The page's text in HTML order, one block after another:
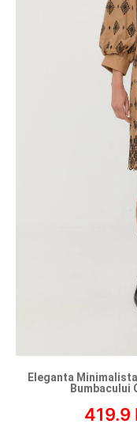
Eleganta
Bumbacului
419.9